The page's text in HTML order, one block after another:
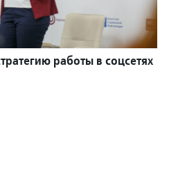
работы в соцсетях